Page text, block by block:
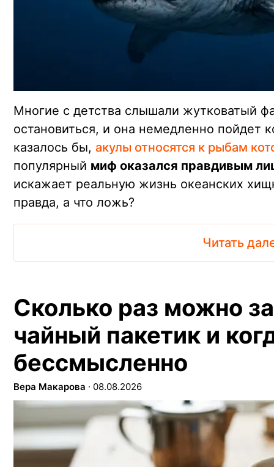
Многие с детства слышали жутковатый
остановиться, и она немедленно пойдет
казалось бы, акулы относятся к рыбам
популярный миф оказался правдивым
искажает реальную жизнь океанских
правда, а что ложь?
Читать
Сколько раз можно
чайный пакетик и
бессмысленно
Вера Макарова ∙ 08.08.2026